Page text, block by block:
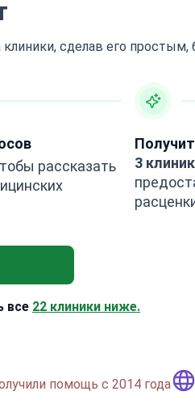
сделав его
рассказать
3
все 22 клиники ниже.
помощь с 2014 года